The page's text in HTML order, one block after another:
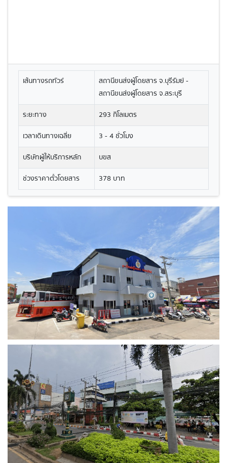
เส้นทางรถทัวร์
สถานีขนส่งผู้โดยสาร จ.บุรีรัมย์ -
สถานีขนส่งผู้โดยสาร จ.สระบุรี
ระยะทาง
293 กิโลเมตร
เวลาเดินทางเฉลี่ย
3 - 4 ชั่วโมง
บริษัทผู้ให้บริการหลัก
บขส
ช่วงราคาตั๋วโดยสาร
378 บาท